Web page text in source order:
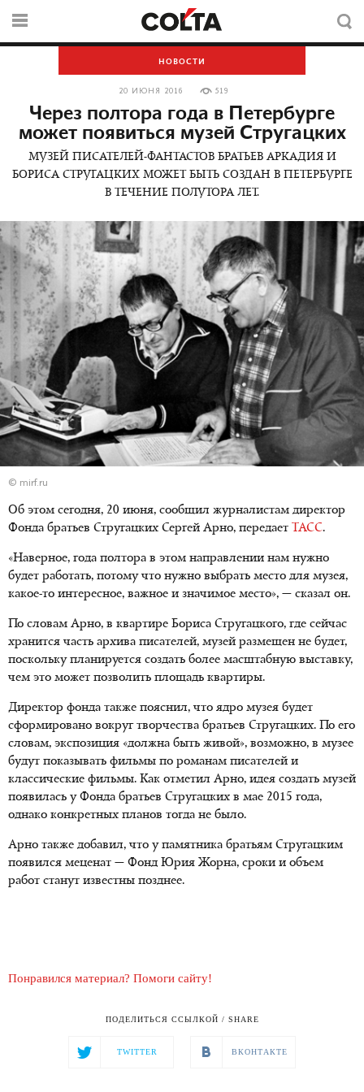
НОВОСТИ
20 ИЮНЯ 2016 519
Через полтора года в Петербурге
может появиться музей Стругацких
МУЗЕЙ ПИСАТЕЛЕЙ-ФАНТАСТОВ БРАТЬЕВ АРКАДИЯ И
БОРИСА СТРУГАЦКИХ МОЖЕТ БЫТЬ СОЗДАН В ПЕТЕРБУРГЕ
В ТЕЧЕНИЕ ПОЛУТОРА ЛЕТ.
© mirf.ru
Об этом сегодня, 20 июня, сообщил журналистам директор
Фонда братьев Стругацких Сергей Арно, передает ТАСС.
«Наверное, года полтора в этом направлении нам нужно
будет работать, потому что нужно выбрать место для музея,
какое-то интересное, важное и значимое место», — сказал он.
По словам Арно, в квартире Бориса Стругацкого, где сейчас
хранится часть архива писателей, музей размещен не будет,
поскольку планируется создать более масштабную выставку,
чем это может позволить площадь квартиры.
Директор фонда также пояснил, что ядро музея будет
сформировано вокруг творчества братьев Стругацких. По его
словам, экспозиция «должна быть живой», возможно, в музее
будут показывать фильмы по романам писателей и
классические фильмы. Как отметил Арно, идея создать музей
появилась у Фонда братьев Стругацких в мае 2015 года,
однако конкретных планов тогда не было.
Арно также добавил, что у памятника братьям Стругацким
появился меценат — Фонд Юрия Жорна, сроки и объем
работ станут известны позднее.
Понравился материал? Помоги сайту!
ПОДЕЛИТЬСЯ ССЫЛКОЙ / SHARE
TWITTER ВКОНТАКТЕ